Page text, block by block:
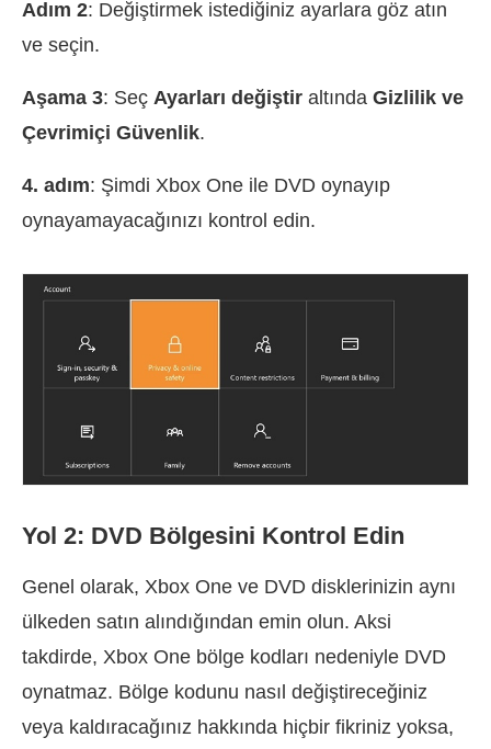
Adım 2: Değiştirmek istediğiniz ayarlara göz atın
ve seçin.
Aşama 3: Seç Ayarları değiştir altında Gizlilik ve
Çevrimiçi Güvenlik.
4. adım: Şimdi Xbox One ile DVD oynayıp
oynayamayacağınızı kontrol edin.
Yol 2: DVD Bölgesini Kontrol Edin
Genel olarak, Xbox One ve DVD disklerinizin aynı
ülkeden satın alındığından emin olun. Aksi
takdirde, Xbox One bölge kodları nedeniyle DVD
oynatmaz. Bölge kodunu nasıl değiştireceğiniz
veya kaldıracağınız hakkında hiçbir fikriniz yoksa,